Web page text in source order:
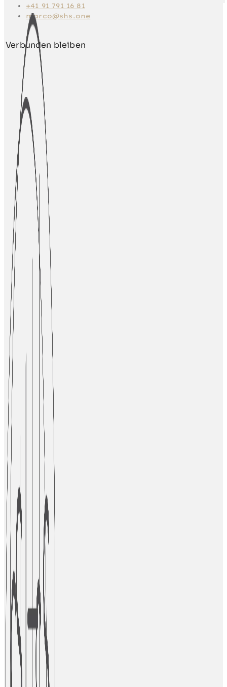
+41 91 791 16 81
marco@shs.one
Verbunden bleiben